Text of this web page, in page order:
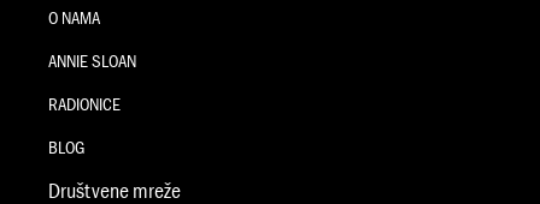
O NAMA
ANNIE SLOAN
RADIONICE
BLOG
Društvene mreže